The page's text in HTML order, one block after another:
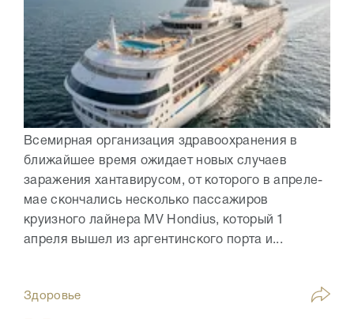
Всемирная организация здравоохранения в
ближайшее время ожидает новых случаев
заражения хантавирусом, от которого в апреле-
мае скончались несколько пассажиров
круизного лайнера MV Hondius, который 1
апреля вышел из аргентинского порта и...
Здоровье